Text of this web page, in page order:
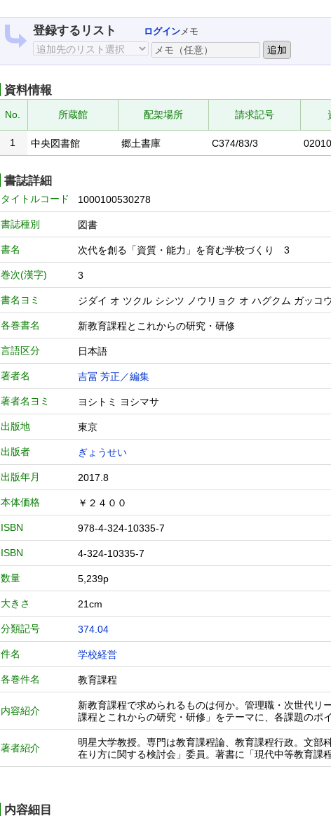
登録するリスト ログインメモ
資料情報
No. 所蔵館 配架場所 請求記号
1 中央図書館 郷土書庫 C374/83/3
書誌詳細
タイトルコード 1000100530278
書誌種別 図書
書名 次代を創る「資質・能力」を育む学校づくり 3
巻次(漢字) 3
書名ヨミ ジダイ オ ツクル シシツ ノウリョク オ ハグクム ガッコ
各巻書名 新教育課程とこれからの研究・研修
言語区分 日本語
著者名 吉冨 芳正／編集
著者名ヨミ ヨシトミ ヨシマサ
出版地 東京
出版者 ぎょうせい
出版年月 2017.8
本体価格 ￥２４００
ISBN 978-4-324-10335-7
ISBN 4-324-10335-7
数量 5,239p
大きさ 21cm
分類記号 374.04
件名 学校経営
各巻件名 教育課程
内容紹介
新教育課程で求められるものは何か。管理職・次世代
課程とこれからの研究・研修」をテーマに、各課題のポ
著者紹介
明星大学教授。専門は教育課程論、教育課程行政。文
在り方に関する検討会」委員。著書に「現代中等教育課
内容細目